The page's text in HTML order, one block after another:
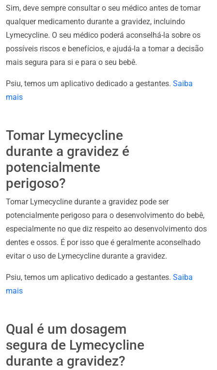
Sim, deve sempre consultar o seu médico antes de tomar
qualquer medicamento durante a gravidez, incluindo
Lymecycline. O seu médico poderá aconselhá-la sobre os
possíveis riscos e benefícios, e ajudá-la a tomar a decisão
mais segura para si e para o seu bebê.
Psiu, temos um aplicativo dedicado a gestantes. Saiba
mais
Tomar Lymecycline
durante a gravidez é
potencialmente
perigoso?
Tomar Lymecycline durante a gravidez pode ser
potencialmente perigoso para o desenvolvimento do bebê,
especialmente no que diz respeito ao desenvolvimento dos
dentes e ossos. É por isso que é geralmente aconselhado
evitar o uso de Lymecycline durante a gravidez.
Psiu, temos um aplicativo dedicado a gestantes. Saiba
mais
Qual é um dosagem
segura de Lymecycline
durante a gravidez?